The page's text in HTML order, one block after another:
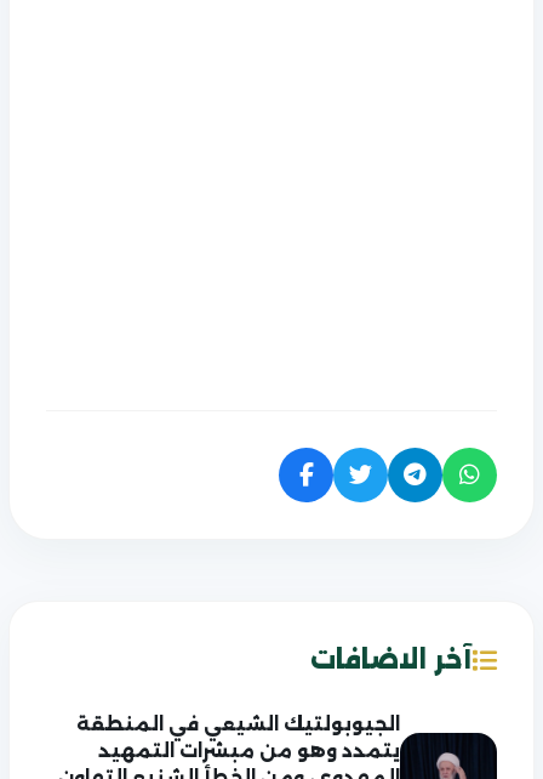
آخر الاضافات
الجيوبولتيك الشيعي في المنطقة
يتمدد وهو من مبشرات التمهيد